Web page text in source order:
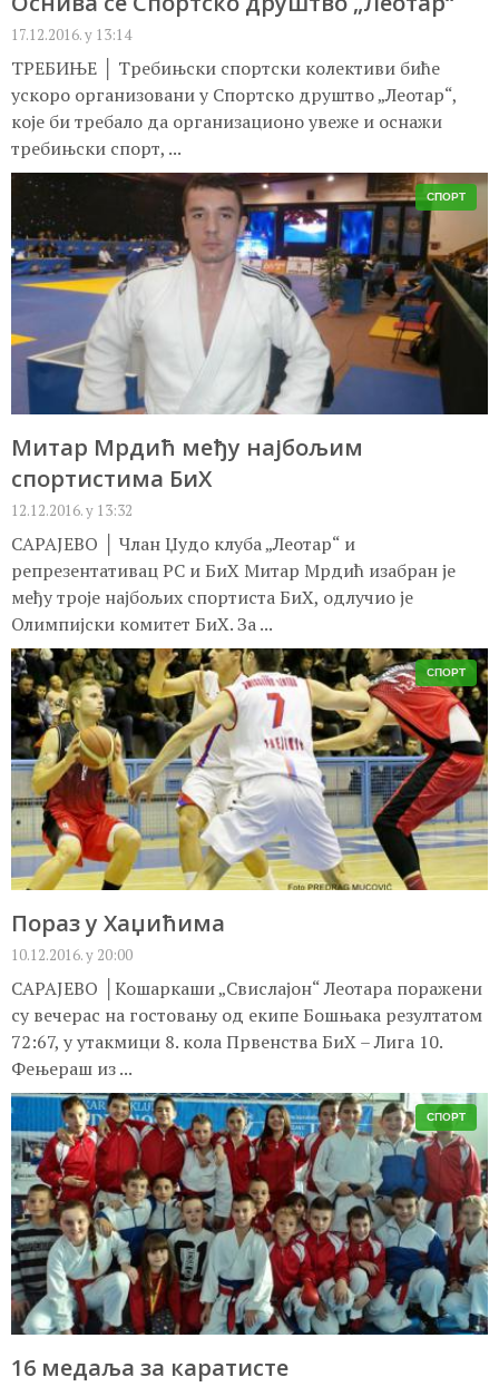
17.12.2016. у 13:14
ТРЕБИЊЕ │ Требињски спортски колективи биће
ускоро организовани у Спортско друштво „Леотар“,
које би требало да организационо увеже и оснажи
требињски спорт, ...
СПОРТ
Митар Мрдић међу најбољим
спортистима БиХ
12.12.2016. у 13:32
САРАЈЕВО │ Члан Џудо клуба „Леотар“ и
репрезентативац РС и БиХ Митар Мрдић изабран је
међу троје најбољих спортиста БиХ, одлучио је
Олимпијски комитет БиХ. За ...
СПОРТ
Пораз у Хаџићима
10.12.2016. у 20:00
САРАЈЕВО │Кошаркаши „Свислајон“ Леотара поражени
су вечерас на гостовању од екипе Бошњака резултатом
72:67, у утакмици 8. кола Првенства БиХ – Лига 10.
Фењераш из ...
СПОРТ
16 медаља за каратисте